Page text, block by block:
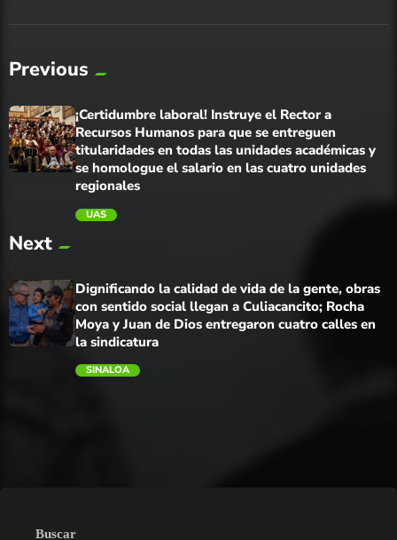
Previous
¡Certidumbre laboral! Instruye el Rector a
Recursos Humanos para que se entreguen
titularidades en todas las unidades académicas y
se homologue el salario en las cuatro unidades
regionales
UAS
Next
Dignificando la calidad de vida de la gente, obras
con sentido social llegan a Culiacancito; Rocha
Moya y Juan de Dios entregaron cuatro calles en
la sindicatura
SINALOA
Buscar